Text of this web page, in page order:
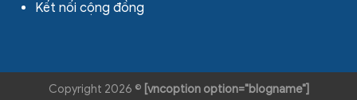
Kết nối cộng đồng
Copyright 2026 © [vncoption option="blogname"]